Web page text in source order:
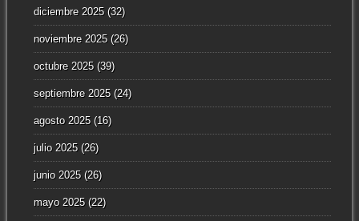
diciembre 2025(32)
noviembre 2025(26)
octubre 2025(39)
septiembre 2025(24)
agosto 2025(16)
julio 2025(26)
junio 2025(26)
mayo 2025(22)